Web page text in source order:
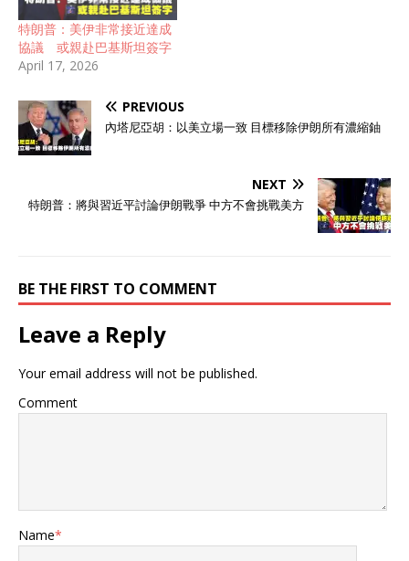
特朗普：美伊非常接近達成
協議 或親赴巴基斯坦簽字
April 17, 2026
PREVIOUS
內塔尼亞胡：以美立場一致 目標移除伊朗所有濃縮鈾
NEXT
特朗普：將與習近平討論伊朗戰爭 中方不會挑戰美方
BE THE FIRST TO COMMENT
Leave a Reply
Your email address will not be published.
Comment
Name*